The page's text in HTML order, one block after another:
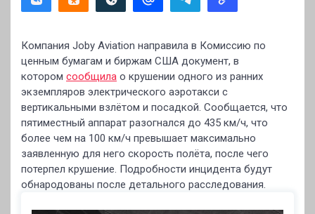
Компания Joby Aviation направила в Комиссию по
ценным бумагам и биржам США документ, в
котором сообщила о крушении одного из ранних
экземпляров электрического аэротакси с
вертикальными взлётом и посадкой. Сообщается, что
пятиместный аппарат разогнался до 435 км/ч, что
более чем на 100 км/ч превышает максимально
заявленную для него скорость полёта, после чего
потерпел крушение. Подробности инцидента будут
обнародованы после детального расследования.